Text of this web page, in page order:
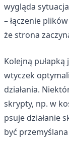
wygląda
– łączenie
że strona
Kolejną
wtyczek
działania.
skrypty, np. w
psuje działanie
być